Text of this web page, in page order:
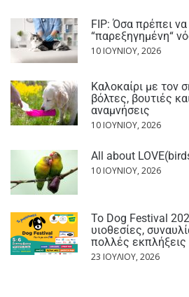
FIP: Όσα πρέπει
“παρεξηγημένη“
10 ΙΟΥΝΊΟΥ, 2026
Καλοκαίρι με τον
βόλτες, βουτιές
αναμνήσεις
10 ΙΟΥΝΊΟΥ, 2026
All about
10 ΙΟΥΝΊΟΥ, 2026
Το Dog Festival
υιοθεσίες,
πολλές εκπλήξεις
23 ΙΟΥΛΊΟΥ, 2026